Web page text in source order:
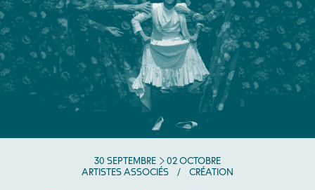
DU
30 SEPTEMBRE
SEPTEMBRE AU
02 OCTOBRE
OCTOBRE
ARTISTES ASSOCIÉS
/ CRÉATION